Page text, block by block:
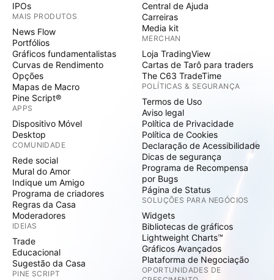
IPOs
MAIS PRODUTOS
News Flow
Portfólios
Gráficos fundamentalistas
Curvas de Rendimento
Opções
Mapas de Macro
Pine Script®
APPS
Dispositivo Móvel
Desktop
COMUNIDADE
Rede social
Mural do Amor
Indique um Amigo
Programa de criadores
Regras da Casa
Moderadores
IDEIAS
Trade
Educacional
Sugestão da Casa
PINE SCRIPT
Central de Ajuda
Carreiras
Media kit
MERCHAN
Loja TradingView
Cartas de Tarô para traders
The C63 TradeTime
POLÍTICAS & SEGURANÇA
Termos de Uso
Aviso legal
Política de Privacidade
Política de Cookies
Declaração de Acessibilidade
Dicas de segurança
Programa de Recompensa
por Bugs
Página de Status
SOLUÇÕES PARA NEGÓCIOS
Widgets
Bibliotecas de gráficos
Lightweight Charts™
Gráficos Avançados
Plataforma de Negociação
OPORTUNIDADES DE